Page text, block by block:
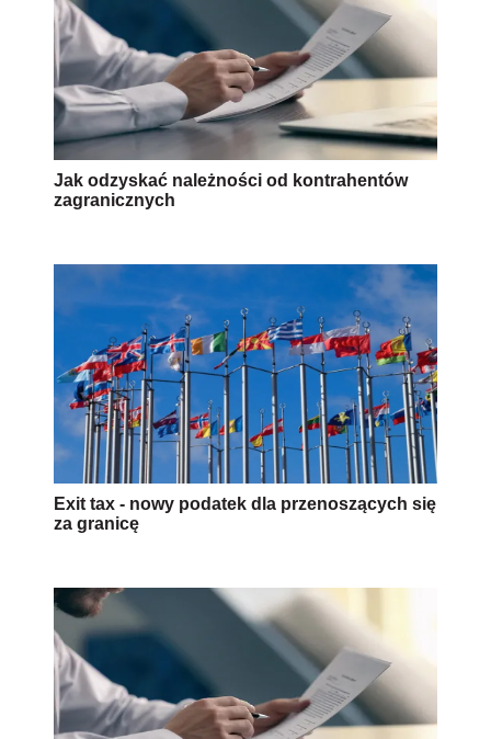
Jak odzyskać należności od kontrahentów
zagranicznych
Exit tax - nowy podatek dla przenoszących się
za granicę